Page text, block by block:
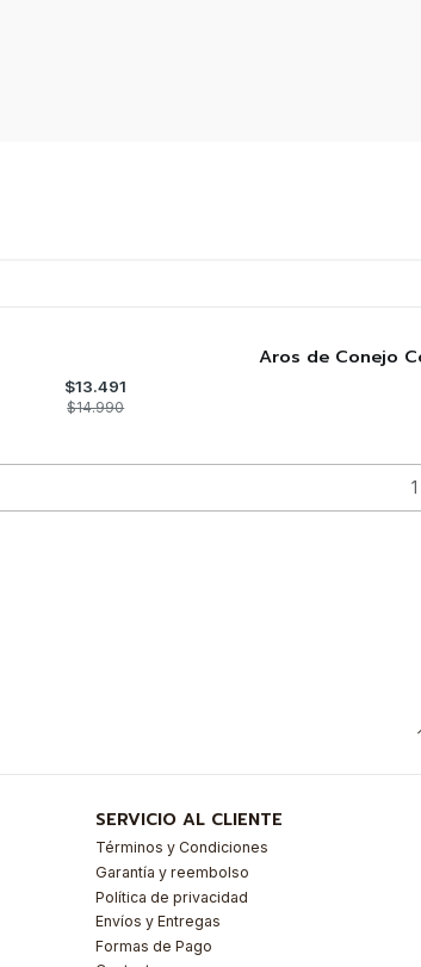
Aros de Conejo
$13.491
$14.990
SERVICIO AL CLIENTE
Términos y Condiciones
Garantía y reembolso
Política de privacidad
Envíos y Entregas
Formas de Pago